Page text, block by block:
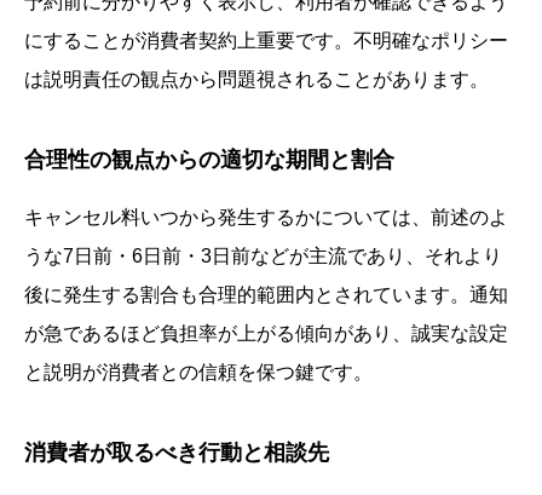
にすることが消費者契約上重要です。不明確なポリシー
は説明責任の観点から問題視されることがあります。
合理性の観点からの適切な期間と割合
キャンセル料いつから発生するかについては、前述のよ
うな7日前・6日前・3日前などが主流であり、それより
後に発生する割合も合理的範囲内とされています。通知
が急であるほど負担率が上がる傾向があり、誠実な設定
と説明が消費者との信頼を保つ鍵です。
消費者が取るべき行動と相談先